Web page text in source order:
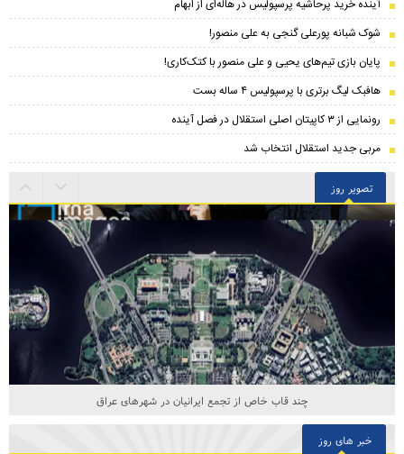
آینده خرید پرحاشیه‌ پرسپولیس در هاله‌ای از ابهام
شوک شبانه پورعلی گنجی به علی منصور!
پایان بازی تیم‌های یحیی و علی منصور با کتک‌کاری!
هافبک لیگ برتری با پرسپولیس ۴ ساله بست
رونمایی از ۳ کاپیتان اصلی استقلال در فصل آینده
مربی جدید استقلال انتخاب شد
تصویر روز
نگاهی از آسمان به یکی از مدرن‌ترین پایتخت‌های جهان
خبر های روز